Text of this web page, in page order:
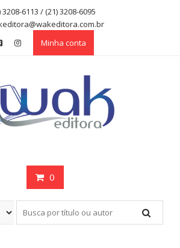
3208-6113 / (21) 3208-6095
Minha conta
0